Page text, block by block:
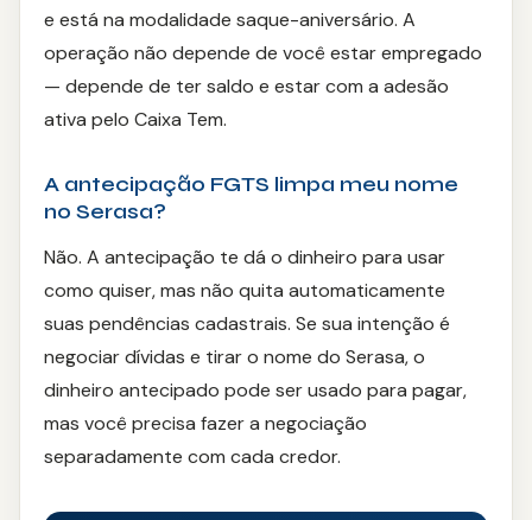
e está na modalidade saque-aniversário. A
operação não depende de você estar empregado
— depende de ter saldo e estar com a adesão
ativa pelo Caixa Tem.
A antecipação FGTS limpa meu nome
no Serasa?
Não. A antecipação te dá o dinheiro para usar
como quiser, mas não quita automaticamente
suas pendências cadastrais. Se sua intenção é
negociar dívidas e tirar o nome do Serasa, o
dinheiro antecipado pode ser usado para pagar,
mas você precisa fazer a negociação
separadamente com cada credor.